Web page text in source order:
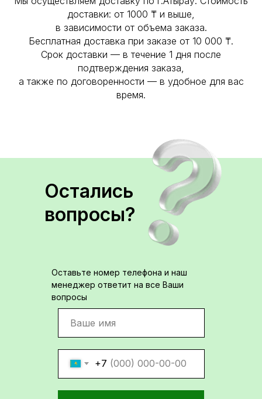
доставки: от 1000 ₸ и выше,
в зависимости от объема заказа.
Бесплатная доставка при заказе от 10 000 ₸.
Срок доставки — в течение 1 дня после
подтверждения заказа,
а также по договоренности — в удобное для вас
время.
Остались
вопросы?
Оставьте номер телефона и наш
менеджер ответит на все Ваши
вопросы
+7